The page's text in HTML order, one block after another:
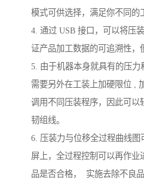
模式可供选择，满足你不同的
4. 通过 USB 接口，可以将压
证产品加工数据的可追溯性，
5. 由于机器本身就具有的压
需要另外在工装上加硬限位 ,
调用不同压装程序，因此可以
韧组线。
6. 压装力与位移全过程曲线
屏上，全过程控制可以再作业
品是否合格， 实施去除不良